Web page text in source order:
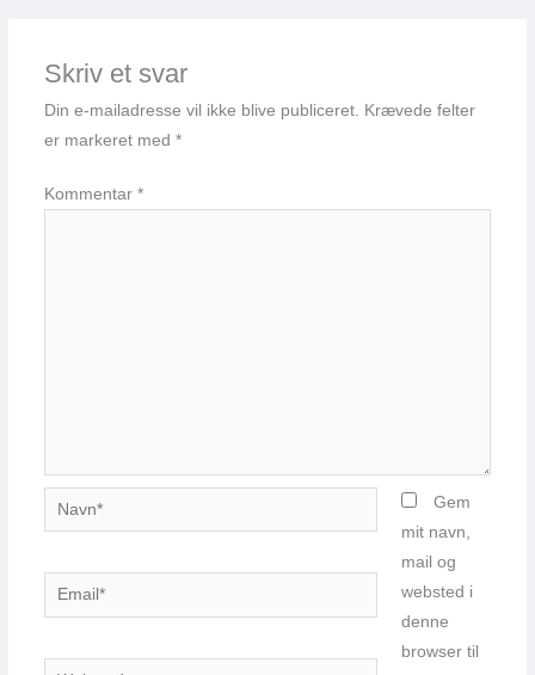
Skriv et svar
Din e-mailadresse vil ikke blive publiceret. Krævede felter
er markeret med *
Kommentar *
Navn*
Email*
Gem
mit navn,
mail og
websted i
denne
browser til